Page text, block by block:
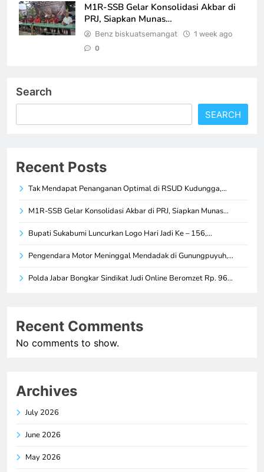
M1R-SSB Gelar Konsolidasi Akbar di
PRJ, Siapkan Munas…
Benz biskuatsemangat 1 week ago
0
Search
SEARCH
Recent Posts
Tak Mendapat Penanganan Optimal di RSUD Kudungga,…
M1R-SSB Gelar Konsolidasi Akbar di PRJ, Siapkan Munas…
Bupati Sukabumi Luncurkan Logo Hari Jadi Ke – 156,…
Pengendara Motor Meninggal Mendadak di Gunungpuyuh,…
Polda Jabar Bongkar Sindikat Judi Online Beromzet Rp. 96…
Recent Comments
No comments to show.
Archives
July 2026
June 2026
May 2026